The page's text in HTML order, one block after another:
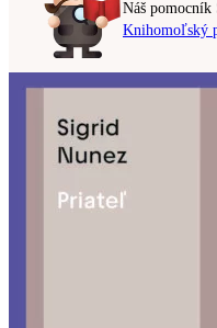
Náš pomocník
Knihomoľský